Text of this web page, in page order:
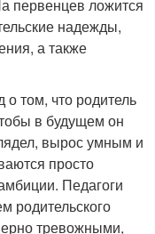
первенцев ложится
надежды,
а также
том, что родитель
в будущем он
вырос умным и
просто
Педагоги
родительского
тревожными,